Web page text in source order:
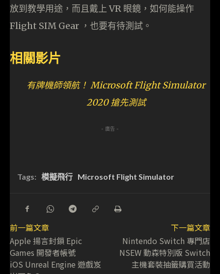
放到教學用途，而且戴上 VR 眼鏡，如何能操作
Flight SIM Gear ，也要有待測試。
相關影片
有牌機師領航！ Microsoft Flight Simulator
2020 搶先測試
- 廣告 -
Tags: 模擬飛行 Microsoft Flight Simulator
前一篇文章
Apple 揚言封鎖 Epic
Games 開發者帳號
iOS Unreal Engine 遊戲岌
下一篇文章
Nintendo Switch 專門店
NSEW 動森特別版 Switch
主機套裝抽籤購買活動